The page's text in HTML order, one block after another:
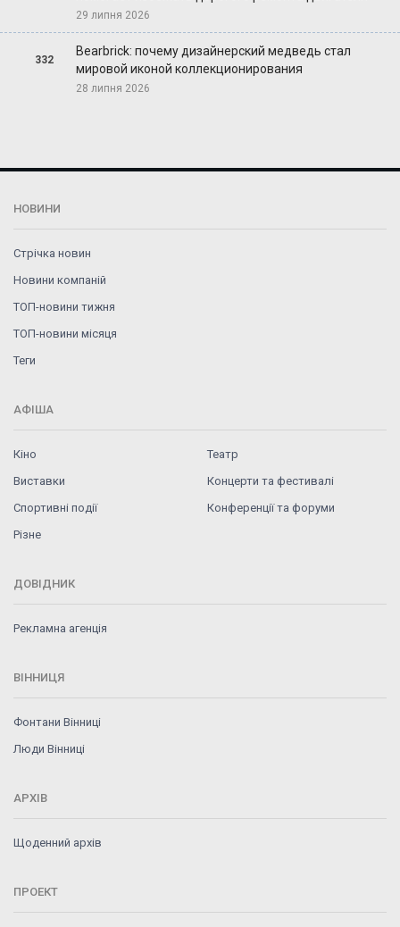
29 липня 2026
332
Bearbrick: почему дизайнерский медведь стал
мировой иконой коллекционирования
28 липня 2026
НОВИНИ
Стрічка новин
Новини компаній
ТОП-новини тижня
ТОП-новини місяця
Теги
АФІША
Кіно
Театр
Виставки
Концерти та фестивалі
Спортивні події
Конференції та форуми
Різне
ДОВІДНИК
Рекламна агенція
ВІННИЦЯ
Фонтани Вінниці
Люди Вінниці
АРХІВ
Щоденний архів
ПРОЕКТ